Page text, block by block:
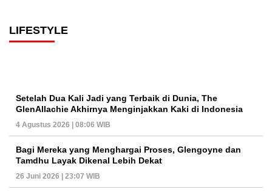
LIFESTYLE
Setelah Dua Kali Jadi yang Terbaik di Dunia, The
GlenAllachie Akhirnya Menginjakkan Kaki di Indonesia
4 Agustus 2026 | 08:06 WIB
Bagi Mereka yang Menghargai Proses, Glengoyne dan
Tamdhu Layak Dikenal Lebih Dekat
26 Juni 2026 | 23:07 WIB